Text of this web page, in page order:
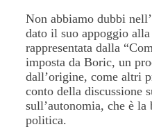
Non abbiamo dubbi
dato il suo appoggio
rappresentata dalla
imposta da Boric, un
dall’origine, come altri
conto della discussione
sull’autonomia, che è la
politica.